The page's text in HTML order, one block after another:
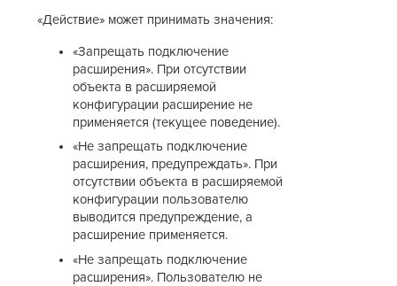
«Действие» может принимать значения:
«Запрещать подключение
расширения». При отсутствии
объекта в расширяемой
конфигурации расширение не
применяется (текущее поведение).
«Не запрещать подключение
расширения, предупреждать». При
отсутствии объекта в расширяемой
конфигурации пользователю
выводится предупреждение, а
расширение применяется.
«Не запрещать подключение
расширения». Пользователю не